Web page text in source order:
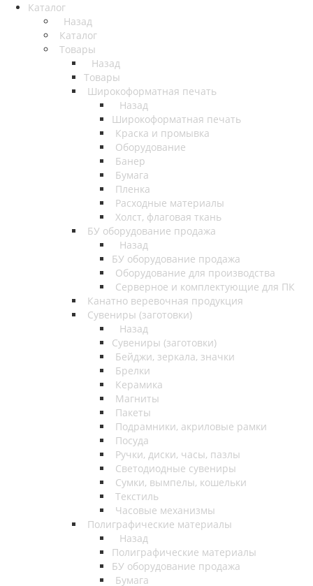
Каталог
Назад
Каталог
Товары
Назад
Товары
Широкоформатная печать
Назад
Широкоформатная печать
Краска и промывка
Оборудование
Банер
Бумага
Пленка
Расходные материалы
Холст, флаговая ткань
БУ оборудование продажа
Назад
БУ оборудование продажа
Оборудование для производства
Серверное и комплектующие для ПК
Канатно веревочная продукция
Сувениры (заготовки)
Назад
Сувениры (заготовки)
Бейджи, зеркала, значки
Брелки
Керамика
Магниты
Пакеты
Подрамники, акриловые рамки
Посуда
Ручки, диски, часы, пазлы
Светодиодные сувениры
Сумки, вымпелы, кошельки
Текстиль
Часовые механизмы
Полиграфические материалы
Назад
Полиграфические материалы
БУ оборудование продажа
Бумага